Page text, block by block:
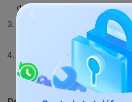
de la semana.
Omite y elimina de manera
contraseñas y bloqueos de
Interfaz de usuario limpia y
la navegación.